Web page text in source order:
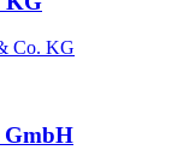
Co. KG
GmbH